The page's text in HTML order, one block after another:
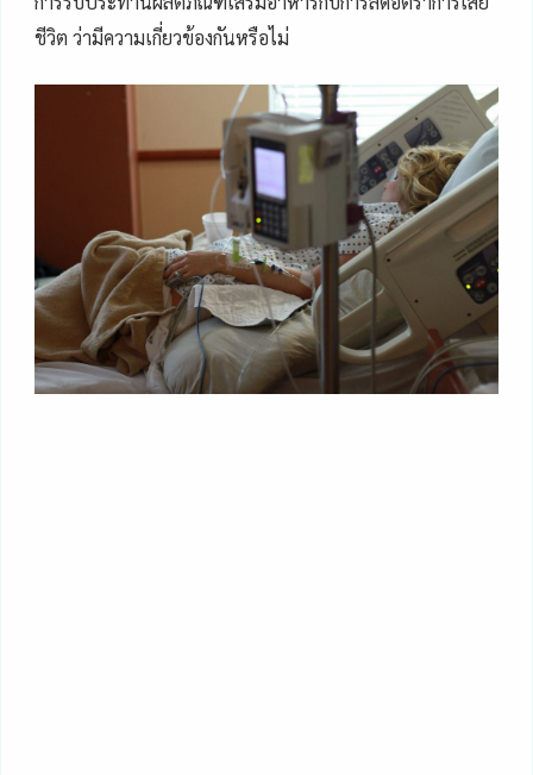
ชีวิต ว่ามีความเกี่ยวข้องกันหรือไม่